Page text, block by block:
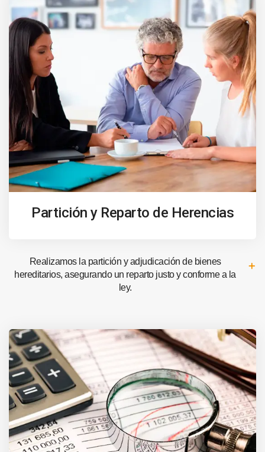
Partición y Reparto de Herencias
Realizamos la partición y adjudicación de bienes
hereditarios, asegurando un reparto justo y conforme a la
ley.